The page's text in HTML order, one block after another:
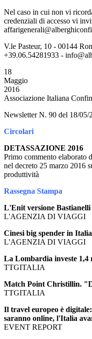
Nel caso in cui non vi
credenziali di accesso vi
V.le Pasteur, 10 - 00144
+39.06.54281933 -
18
Maggio
2016
Associazione Italiana
Newsletter N. 90 del 18/05/
Circolari
DETASSAZIONE 2016
Primo commento elaborato
nel decreto 25 marzo 2016
produttività
Rassegna Stampa
L'Enit versione Bastianelli
L'AGENZIA DI VIAGGI
Cinesi big spender in
L'AGENZIA DI VIAGGI
La Lombardia investe
TTGITALIA
Match Point Christillin.
TTGITALIA
Il travel europeo è
saranno online, l'Italia
EVENT REPORT